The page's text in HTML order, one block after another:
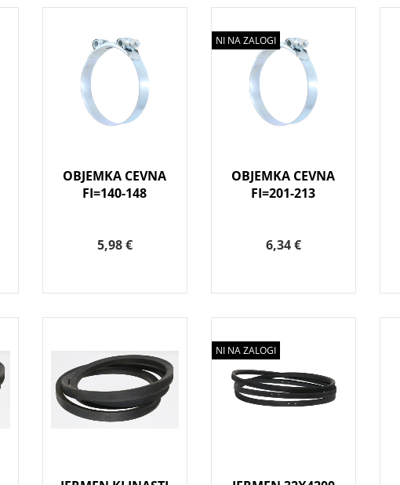
OBJEMKA CEVNA
FI=140-148
5,98 €
NI NA ZALOGI
OBJEMKA CEVNA
FI=201-213
6,34 €
NI NA ZALOGI